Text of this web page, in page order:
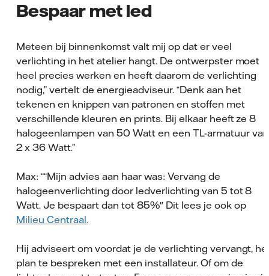
Bespaar met led
Meteen bij binnenkomst valt mij op dat er veel
verlichting in het atelier hangt. De ontwerpster moet
heel precies werken en heeft daarom de verlichting
nodig,” vertelt de energieadviseur. “Denk aan het
tekenen en knippen van patronen en stoffen met
verschillende kleuren en prints. Bij elkaar heeft ze 8
halogeenlampen van 50 Watt en een TL-armatuur van
2 x 36 Watt.”
Max: ““Mijn advies aan haar was: Vervang de
halogeenverlichting door ledverlichting van 5 tot 8
Watt. Je bespaart dan tot 85%" Dit lees je ook op
Milieu Centraal.
Hij adviseert om voordat je de verlichting vervangt,
plan te bespreken met een installateur. Of om de